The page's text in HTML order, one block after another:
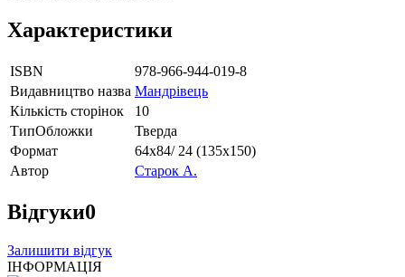
Характеристики
ISBN
978-966-944-019-8
Видавництво назва Мандрівець
Кількість сторінок
10
ТипОбложки
Тверда
Формат
64х84/ 24 (135х150)
Автор
Старок А.
Відгуки0
Залишити відгук
ІНФОРМАЦІЯ